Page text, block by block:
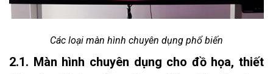
Các loại màn hình chuyên dụng phổ biến
2.1. Màn hình chuyên dụng cho đồ họa, thiết